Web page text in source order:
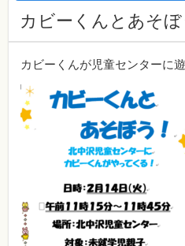
カビーくんとあそぼ
カビーくんが児童センターに